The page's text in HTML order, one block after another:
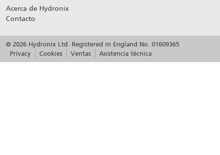
Acerca de Hydronix
Contacto
© 2026 Hydronix Ltd. Registered in England No. 01609365
Privacy
Cookies Ventas Asistencia técnica